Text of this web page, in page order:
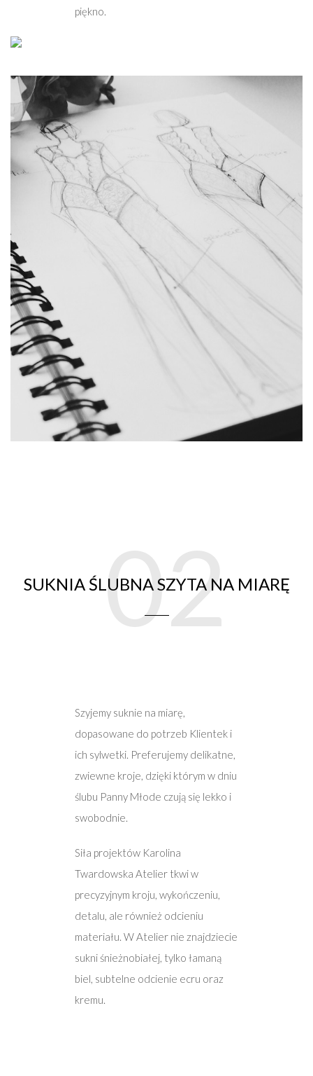
piękno.
02
SUKNIA ŚLUBNA SZYTA NA MIARĘ
Szyjemy suknie na miarę,
dopasowane do potrzeb Klientek i
ich sylwetki. Preferujemy delikatne,
zwiewne kroje, dzięki którym w dniu
ślubu Panny Młode czują się lekko i
swobodnie.
Siła projektów Karolina
Twardowska Atelier tkwi w
precyzyjnym kroju, wykończeniu,
detalu, ale również odcieniu
materiału. W Atelier nie znajdziecie
sukni śnieżnobiałej, tylko łamaną
biel, subtelne odcienie ecru oraz
kremu.